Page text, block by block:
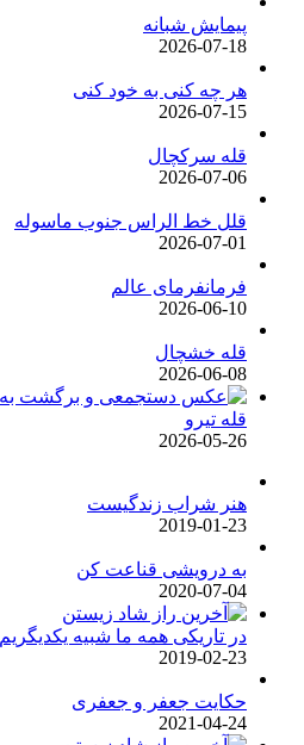
پیمایش شبانه
2026-07-18
هر چه کنی به خود کنی
2026-07-15
قله سرکچال
2026-07-06
قلل خط الراس جنوب ماسوله
2026-07-01
فرمانفرمای عالم
2026-06-10
قله خشچال
2026-06-08
قله تیرو
2026-05-26
هنر شراب زندگیست
2019-01-23
به درویشی قناعت کن
2020-07-04
در تاریکی همه ما شبیه یکدیگریم
2019-02-23
حکایت جعفر و جعفری
2021-04-24